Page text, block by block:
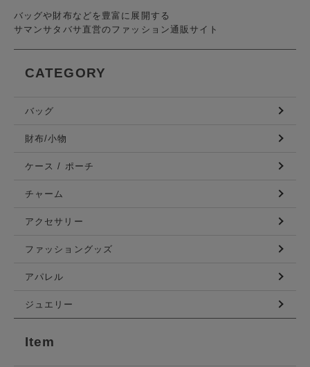
バッグや財布などを豊富に展開する
サマンサタバサ直営のファッション通販サイト
CATEGORY
バッグ
財布/小物
ケース / ポーチ
チャーム
アクセサリー
ファッショングッズ
アパレル
ジュエリー
Item